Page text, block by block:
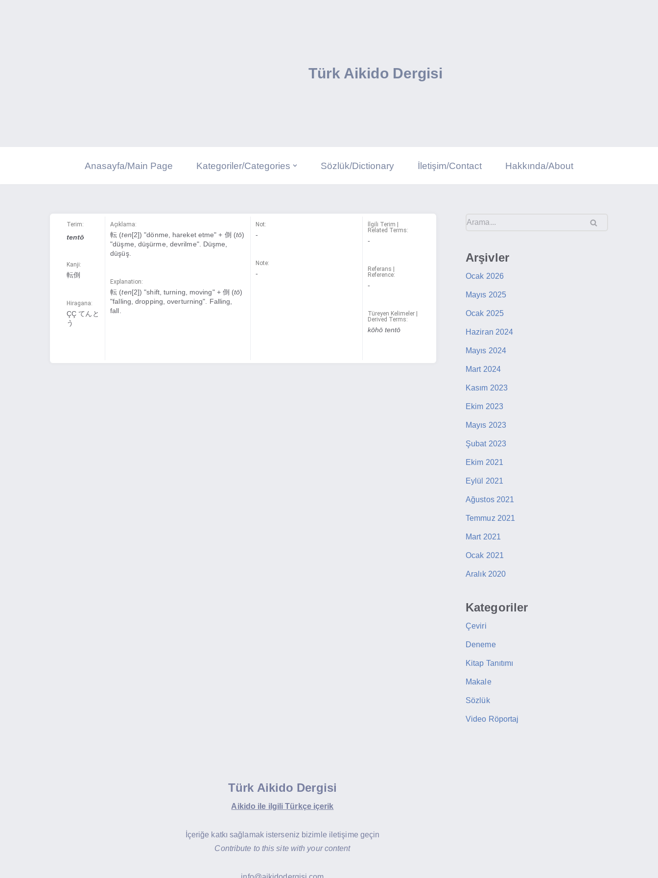
Türk Aikido Dergisi
Anasayfa/Main Page Kategoriler/Categories Sözlük/Dictionary İletişim/Contact Hakkında/About
Terim:
tentō
Kanji:
転倒
Hiragana:
ÇÇ てんと
う
Açıklama:
転 (ten[2]) "dönme, hareket etme" + 倒 (tō)
"düşme, düşürme, devrilme". Düşme,
düşüş.
Explanation:
転 (ten[2]) "shift, turning, moving" + 倒 (tō)
"falling, dropping, overturning". Falling,
fall.
Not:
-
Note:
-
İlgili Terim |
Related Terms:
-
Referans |
Reference:
-
Türeyen Kelimeler |
Derived Terms:
kōhō tentō
Arşivler
Ocak 2026
Mayıs 2025
Ocak 2025
Haziran 2024
Mayıs 2024
Mart 2024
Kasım 2023
Ekim 2023
Mayıs 2023
Şubat 2023
Ekim 2021
Eylül 2021
Ağustos 2021
Temmuz 2021
Mart 2021
Ocak 2021
Aralık 2020
Kategoriler
Çeviri
Deneme
Kitap Tanıtımı
Makale
Sözlük
Video Röportaj
Türk Aikido Dergisi
Aikido ile ilgili Türkçe içerik
İçeriğe katkı sağlamak isterseniz bizimle iletişime geçin
Contribute to this site with your content